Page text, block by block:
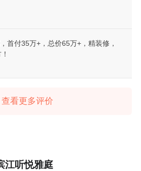
首付35万+，总价65万+，精装修，
查看更多评价
江听悦雅庭